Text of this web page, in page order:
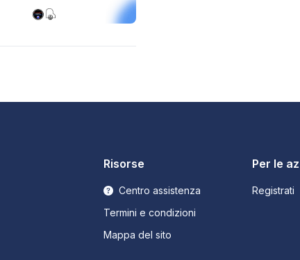
Risorse
Centro assistenza
Termini e condizioni
Mappa del sito
Per le
Registrati